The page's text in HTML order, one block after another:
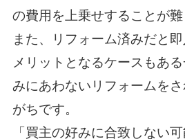
の費用を上乗せすることが難
また、リフォーム済みだと
メリットとなるケースもあ
みにあわないリフォームを
がちです。
「買主の好みに合致しない